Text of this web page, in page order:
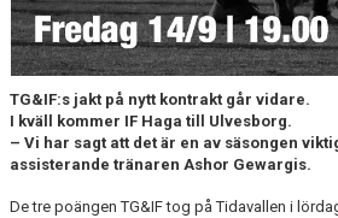
TG&IF:s jakt på nytt kontrakt går vidare.
I kväll kommer IF Haga till Ulvesborg.
– Vi har sagt att det är en av säsongen
assisterande tränaren Ashor Gewargis.
De tre poängen TG&IF tog på Tidavallen i